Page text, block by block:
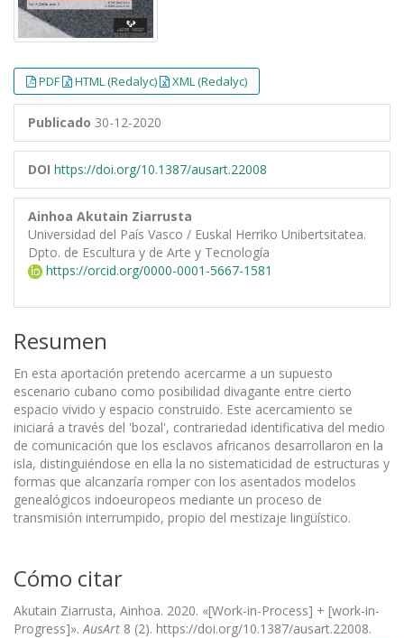
PDF HTML (Redalyc) XML (Redalyc)
Publicado 30-12-2020
DOI https://doi.org/10.1387/ausart.22008
Ainhoa Akutain Ziarrusta
Universidad del País Vasco / Euskal Herriko Unibertsitatea.
Dpto. de Escultura y de Arte y Tecnología
https://orcid.org/0000-0001-5667-1581
Resumen
En esta aportación pretendo acercarme a un supuesto
escenario cubano como posibilidad divagante entre cierto
espacio vivido y espacio construido. Este acercamiento se
iniciará a través del 'bozal', contrariedad identificativa del medio
de comunicación que los esclavos africanos desarrollaron en la
isla, distinguiéndose en ella la no sistematicidad de estructuras y
formas que alcanzaría romper con los asentados modelos
genealógicos indoeuropeos mediante un proceso de
transmisión interrumpido, propio del mestizaje lingüístico.
Cómo citar
Akutain Ziarrusta, Ainhoa. 2020. «[Work-in-Process] + [work-in-
Progress]». AusArt 8 (2). https://doi.org/10.1387/ausart.22008.